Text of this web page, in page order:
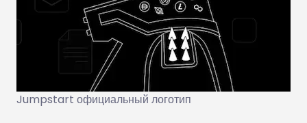
Jumpstart официальный логотип